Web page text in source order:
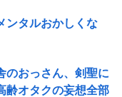
ンタルおかしくな
のおっさん、剣聖に
齢オタクの妄想全部